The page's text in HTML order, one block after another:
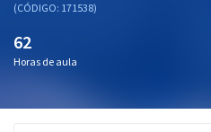
(CÓDIGO: 171538)
62
Horas de aula